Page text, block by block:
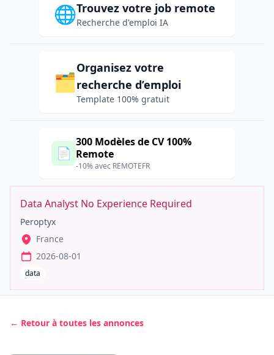
🌐Trouvez votre job remote
Recherche d'emploi IA
🗂️
Organisez votre
recherche d’emploi
Template 100% gratuit
📄
300 Modèles de CV 100%
Remote
-10% avec REMOTEFR
Data Analyst No Experience Required
Peroptyx
France
2026-08-01
data
← Retour à toutes les annonces